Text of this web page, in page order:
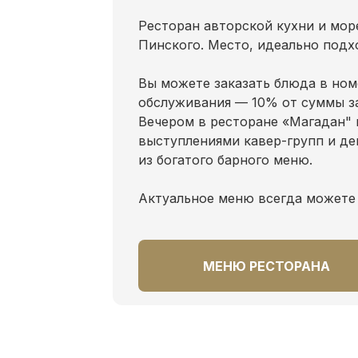
Ресторан авторской кухни и
Пинского. Место, идеально
Вы можете заказать блюда в
обслуживания — 10% от суммы
Вечером в ресторане
выступлениями кавер-групп и
из богатого барного меню.
Актуальное меню всегда
МЕНЮ РЕСТОРАНА